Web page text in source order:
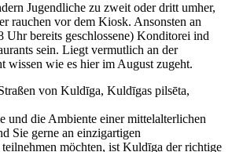
Jugendliche zu zweit oder dritt umher,
rauchen vor dem Kiosk. Ansonsten an
Uhr bereits geschlossene) Konditorei ind
sein. Liegt vermutlich an der
wissen wie es hier im August zugeht.